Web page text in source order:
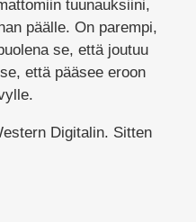
tuunauksiini,
päälle. On parempi,
se, että joutuu
että pääsee eroon
Digitalin. Sitten